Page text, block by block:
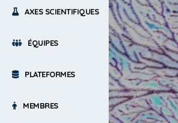
AXES SCIENTIFIQUES
ÉQUIPES
PLATEFORMES
MEMBRES